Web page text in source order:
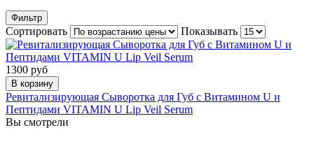
Фильтр
Сортировать Показывать
1300 руб
В корзину
Ревитализирующая Cыворотка для Губ с Витамином U и
Пептидами VITAMIN U Lip Veil Serum
Вы смотрели